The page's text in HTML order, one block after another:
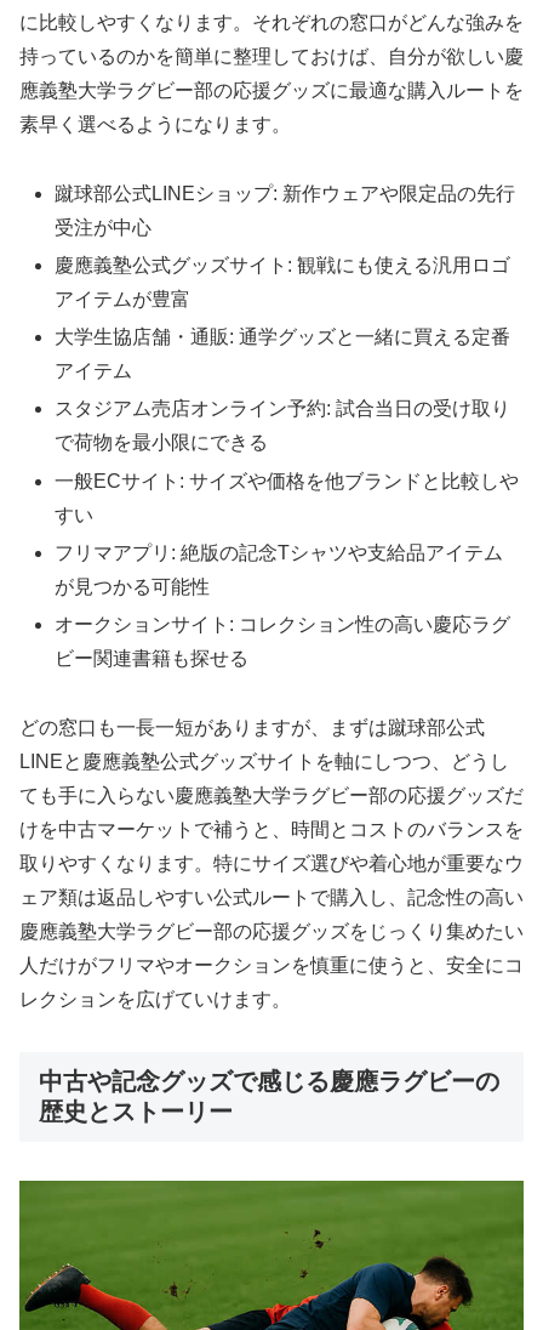
に比較しやすくなります。それぞれの窓口がどんな強みを
持っているのかを簡単に整理しておけば、自分が欲しい慶
應義塾大学ラグビー部の応援グッズに最適な購入ルートを
素早く選べるようになります。
蹴球部公式LINEショップ: 新作ウェアや限定品の先行
受注が中心
慶應義塾公式グッズサイト: 観戦にも使える汎用ロゴ
アイテムが豊富
大学生協店舗・通販: 通学グッズと一緒に買える定番
アイテム
スタジアム売店オンライン予約: 試合当日の受け取り
で荷物を最小限にできる
一般ECサイト: サイズや価格を他ブランドと比較しや
すい
フリマアプリ: 絶版の記念Tシャツや支給品アイテム
が見つかる可能性
オークションサイト: コレクション性の高い慶応ラグ
ビー関連書籍も探せる
どの窓口も一長一短がありますが、まずは蹴球部公式
LINEと慶應義塾公式グッズサイトを軸にしつつ、どうし
ても手に入らない慶應義塾大学ラグビー部の応援グッズだ
けを中古マーケットで補うと、時間とコストのバランスを
取りやすくなります。特にサイズ選びや着心地が重要なウ
ェア類は返品しやすい公式ルートで購入し、記念性の高い
慶應義塾大学ラグビー部の応援グッズをじっくり集めたい
人だけがフリマやオークションを慎重に使うと、安全にコ
レクションを広げていけます。
中古や記念グッズで感じる慶應ラグビーの
歴史とストーリー